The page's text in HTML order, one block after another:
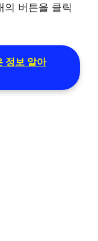
의 버튼을 클릭
정보 알아